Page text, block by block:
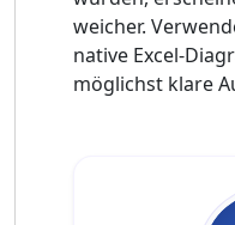
weicher.
native Excel-
möglichst klare